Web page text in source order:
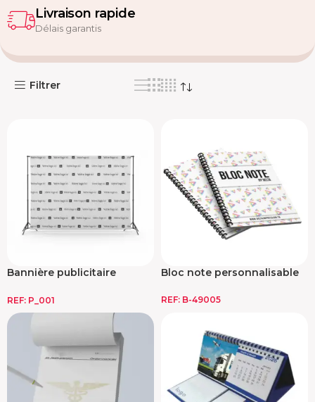
Contrôle qualité
Commande vérifiée avant expédition.
Filtrer
Bannière publicitaire
REF: P_001
Bloc note personnalisable
REF: B-49005